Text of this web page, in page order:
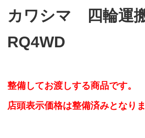
カワシマ 四輪運
RQ4WD
整備してお渡しする商品です。
店頭表示価格は整備済みとなりま